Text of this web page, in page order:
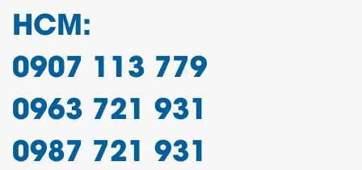
HCM:
0907 113 779
0963 721 931
0987 721 931